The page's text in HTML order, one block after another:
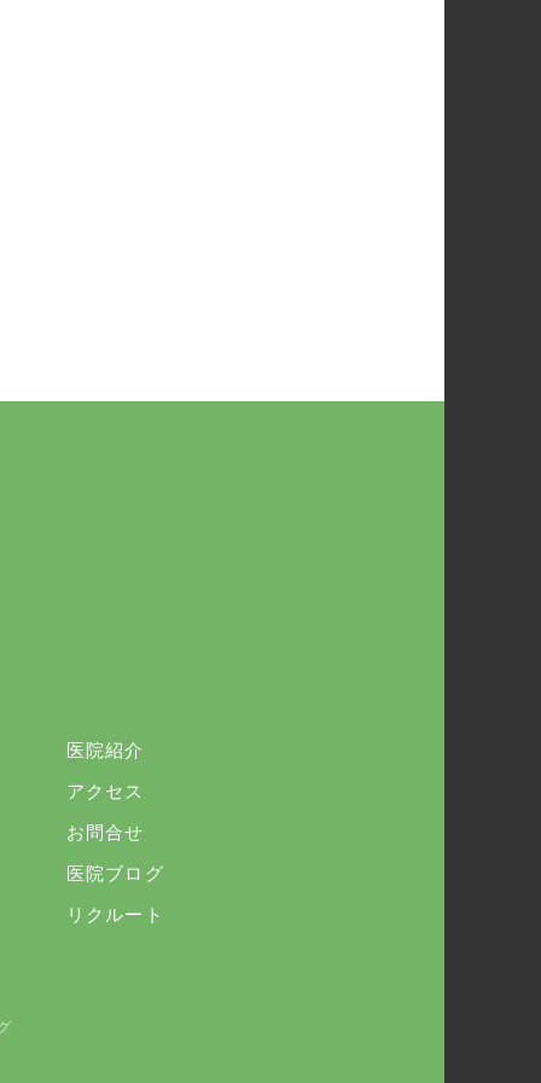
医院紹介
アクセス
お問合せ
医院ブログ
リクルート